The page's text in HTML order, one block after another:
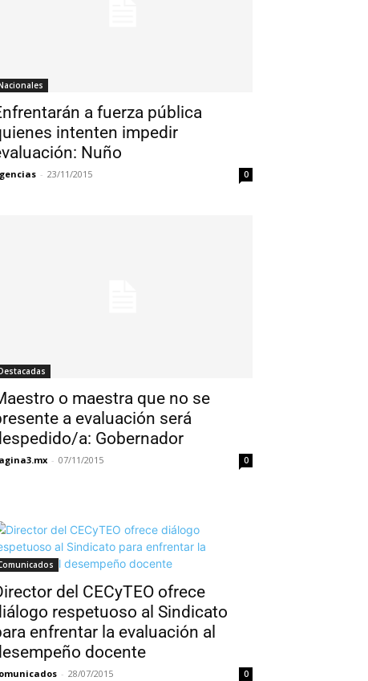
a fuerza pública
intenten impedir
Nuño
- 23/11/2015 0
o maestra que no se
a evaluación será
a: Gobernador
- 07/11/2015 0
del CECyTEO ofrece
respetuoso al Sindicato
enfrentar la evaluación al
docente
- 28/07/2015 0